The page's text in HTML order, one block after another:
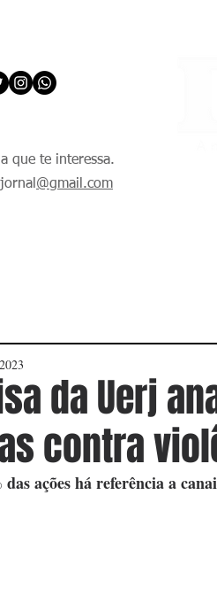
que te interessa.
@gmail.com
da Uerj
contra
ações há referência a